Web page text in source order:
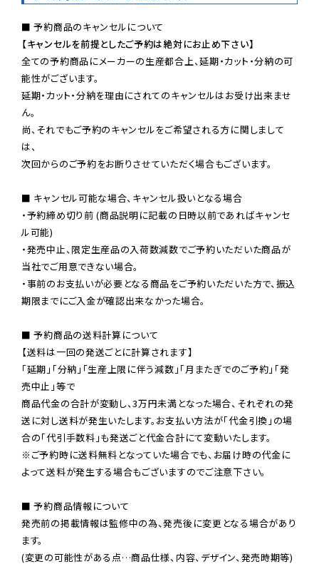
【キャンセルを前提としたご予約は絶対にお止め下さい】
全ての予約商品にメーカーの生産都合上、延期・カット・分納の可
能性がございます。
延期・カット・分納を理由にされてのキャンセルはお受け出来ませ
ん。
尚、それでもご予約のキャンセルをご希望される方に関しまして
は、
次回からのご予約をお断りさせていただく場合もございます。
■ キャンセル可能な場合、キャンセル扱いとなる場合
・予約締め切り前 (商品説明に記載の日時以前であればキャンセ
ル可能)
・発売中止、限定生産品の入荷数減数でご予約いただいた商品が
当社でご用意できない場合。
・事前のお支払いが必要となる商品をご予約いただいた方で、振込
期限までにご入金が確認出来なかった場合。
■ 予約商品の送料計算について
【送料は一回の発送ごとに計算されます】
「延期」「分納」「生産上限に伴う減数」「月またぎでのご予約」「発
売中止」等で
商品代金の合計が変動し、3万円未満となった場合、それぞれの発
送に対し送料が発生いたします。お支払い方法が「代金引換」の場
※ご予約時に送料無料となっていた場合でも、お届け時の代金に
よって送料が発生する場合もございますのでご注意下さい。
■ 予約商品情報について
発売前の掲載情報は監修中の為、発売後に変更となる場合があり
ます。
(変更の可能性がある点…商品仕様、内容、デザイン、発売時期等)